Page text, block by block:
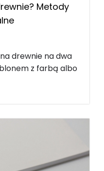
Metody
drewnie na dwa
z farbą albo